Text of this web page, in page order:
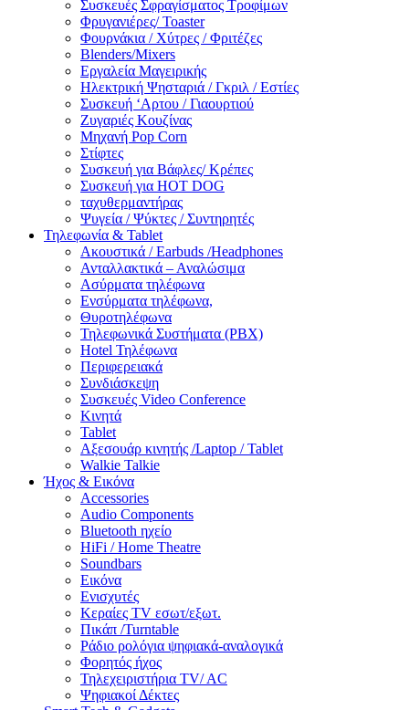
Συσκευές Σφραγίσματος Τροφίμων
Φρυγανιέρες/ Toaster
Φουρνάκια / Χύτρες / Φριτέζες
Blenders/Mixers
Εργαλεία Μαγειρικής
Ηλεκτρική Ψησταριά / Γκριλ / Eστίες
Συσκευή ‘Αρτου / Γιαουρτιού
Ζυγαριές Κουζίνας
Μηχανή Pop Corn
Στίφτες
Συσκευή για Βάφλες/ Κρέπες
Συσκευή για HOT DOG
ταχυθερμαντήρας
Ψυγεία / Ψύκτες / Συντηρητές
Τηλεφωνία & Tablet
Ακουστικά / Earbuds /Headphones
Ανταλλακτικά – Αναλώσιμα
Ασύρματα τηλέφωνα
Ενσύρματα τηλέφωνα,
Θυροτηλέφωνα
Τηλεφωνικά Συστήματα (PBX)
Hotel Τηλέφωνα
Περιφερειακά
Συνδιάσκεψη
Συσκευές Video Conference
Κινητά
Tablet
Αξεσουάρ κινητής /Laptop / Tablet
Walkie Talkie
Ήχος & Εικόνα
Accessories
Audio Components
Bluetooth ηχείο
HiFi / Home Theatre
Soundbars
Εικόνα
Ενισχυτές
Κεραίες TV εσωτ/εξωτ.
Πικάπ /Turntable
Ράδιο ρολόγια ψηφιακά-αναλογικά
Φορητός ήχος
Τηλεχειριστήρια TV/ AC
Ψηφιακοί Δέκτες